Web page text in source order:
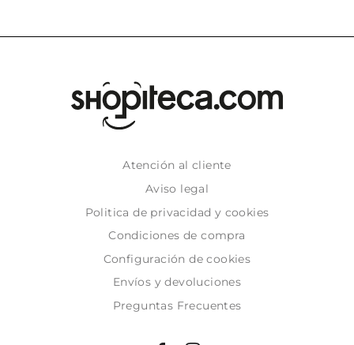
Atención al cliente
Aviso legal
Politica de privacidad y cookies
Condiciones de compra
Configuración de cookies
Envíos y devoluciones
Preguntas Frecuentes